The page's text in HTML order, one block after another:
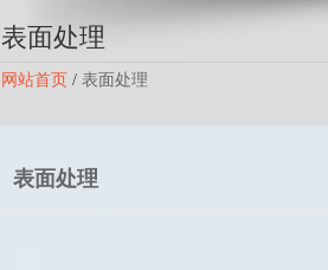
表面处理
网站首页 / 表面处理
表面处理